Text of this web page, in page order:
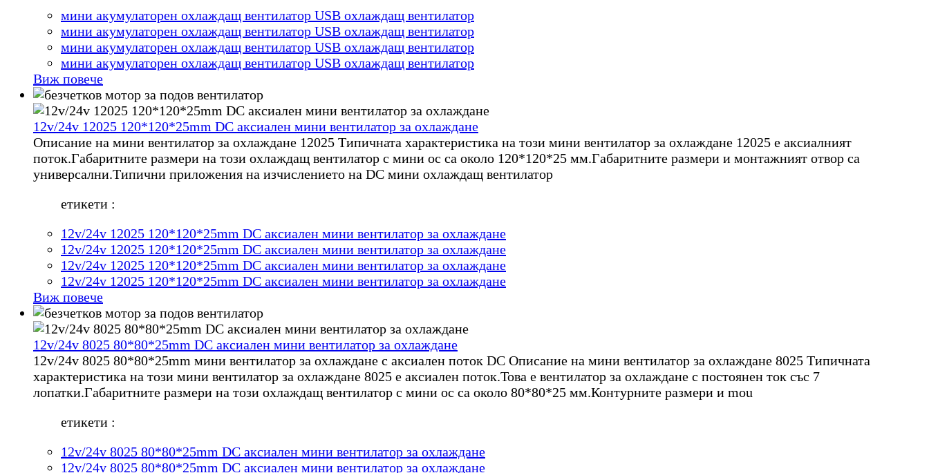
мини акумулаторен охлаждащ вентилатор USB охлаждащ вентилатор
мини акумулаторен охлаждащ вентилатор USB охлаждащ вентилатор
мини акумулаторен охлаждащ вентилатор USB охлаждащ вентилатор
мини акумулаторен охлаждащ вентилатор USB охлаждащ вентилатор
Виж повече
12v/24v 12025 120*120*25mm DC аксиален мини вентилатор за охлаждане
Описание на мини вентилатор за охлаждане 12025 Типичната характеристика на този мини вентилатор за охлаждане 12025 е аксиалният
поток.Габаритните размери на този охлаждащ вентилатор с мини ос са около 120*120*25 мм.Габаритните размери и монтажният отвор са
универсални.Типични приложения на изчислението на DC мини охлаждащ вентилатор
етикети :
12v/24v 12025 120*120*25mm DC аксиален мини вентилатор за охлаждане
12v/24v 12025 120*120*25mm DC аксиален мини вентилатор за охлаждане
12v/24v 12025 120*120*25mm DC аксиален мини вентилатор за охлаждане
12v/24v 12025 120*120*25mm DC аксиален мини вентилатор за охлаждане
Виж повече
12v/24v 8025 80*80*25mm DC аксиален мини вентилатор за охлаждане
12v/24v 8025 80*80*25mm мини вентилатор за охлаждане с аксиален поток DC Описание на мини вентилатор за охлаждане 8025 Типичната
характеристика на този мини вентилатор за охлаждане 8025 е аксиален поток.Това е вентилатор за охлаждане с постоянен ток със 7
лопатки.Габаритните размери на този охлаждащ вентилатор с мини ос са около 80*80*25 мм.Контурните размери и mou
етикети :
12v/24v 8025 80*80*25mm DC аксиален мини вентилатор за охлаждане
12v/24v 8025 80*80*25mm DC аксиален мини вентилатор за охлаждане